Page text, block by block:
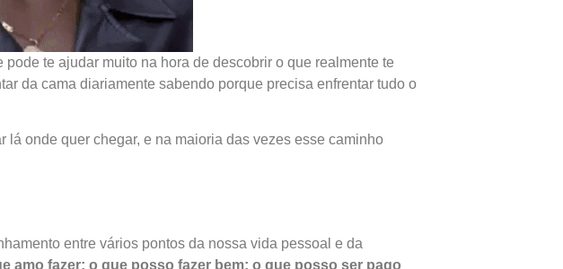
te ajudar muito na hora de descobrir o que realmente te
da cama diariamente sabendo porque precisa enfrentar tudo o
onde quer chegar, e na maioria das vezes esse caminho
entre vários pontos da nossa vida pessoal e da
amo fazer; o que posso fazer bem; o que posso ser pago